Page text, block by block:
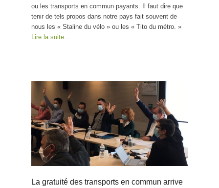
ou les transports en commun payants. Il faut dire que
tenir de tels propos dans notre pays fait souvent de
nous les « Staline du vélo » ou les « Tito du métro. »
Lire la suite…
La gratuité des transports en commun arrive